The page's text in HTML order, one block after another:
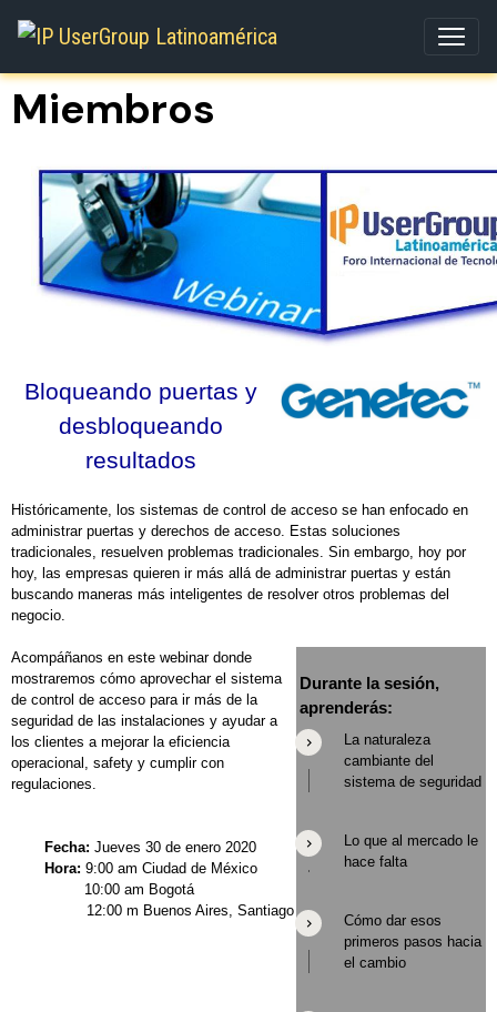
Miembros
Bloqueando puertas y
desbloqueando
resultados
Históricamente, los sistemas de control de acceso se han enfocado en
administrar puertas y derechos de acceso. Estas soluciones
tradicionales, resuelven problemas tradicionales. Sin embargo, hoy por
hoy, las empresas quieren ir más allá de administrar puertas y están
buscando maneras más inteligentes de resolver otros problemas del
negocio.
Durante la sesión,
aprenderás:
La naturaleza
cambiante del
sistema de seguridad
Lo que al mercado le
hace falta
Cómo dar esos
primeros pasos hacia
el cambio
Acompáñanos en este webinar donde
mostraremos cómo aprovechar el sistema
de control de acceso para ir más de la
seguridad de las instalaciones y ayudar a
los clientes a mejorar la eficiencia
operacional, safety y cumplir con
regulaciones.
Fecha: Jueves 30 de enero 2020
Hora: 9:00 am Ciudad de México
10:00 am Bogotá
12:00 m Buenos Aires, Santiago